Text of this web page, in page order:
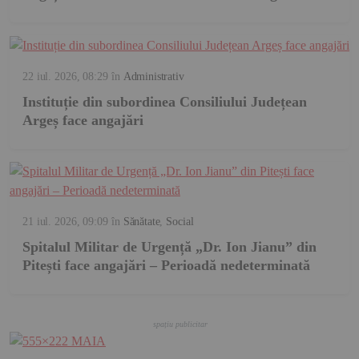
22 iul. 2026, 08:29 în Administrativ
Instituție din subordinea Consiliului Județean
Argeș face angajări
21 iul. 2026, 09:09 în Sănătate, Social
Spitalul Militar de Urgență „Dr. Ion Jianu” din
Pitești face angajări – Perioadă nedeterminată